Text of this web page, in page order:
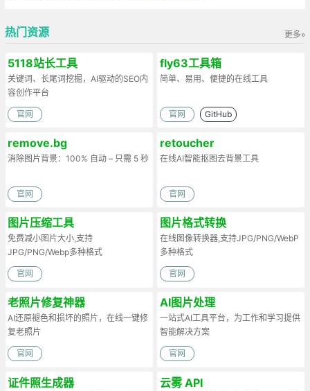
更多»
热门资源
5118站长工具
关键词、长尾词挖掘，AI驱动的SEO内
容创作平台
官网
fly63工具箱
简单、易用、便捷的在线工具
官网 GitHub
remove.bg
消除图片背景：100% 自动 – 只需 5 秒
官网
retoucher
在线AI智能抠图去背景工具
官网
图片压缩工具
免费减小图片大小,支持
JPG/PNG/Webp多种格式
官网
图片格式转换
在线图像转换器,支持JPG/PNG/WebP
多种格式
官网
老照片修复神器
AI还原褪色和损坏的照片，在线一键修
复老照片
官网
AI图片处理
一站式AI工具平台，为工作和学习提供
智能解决方案
官网
证件照生成器 云雾 API